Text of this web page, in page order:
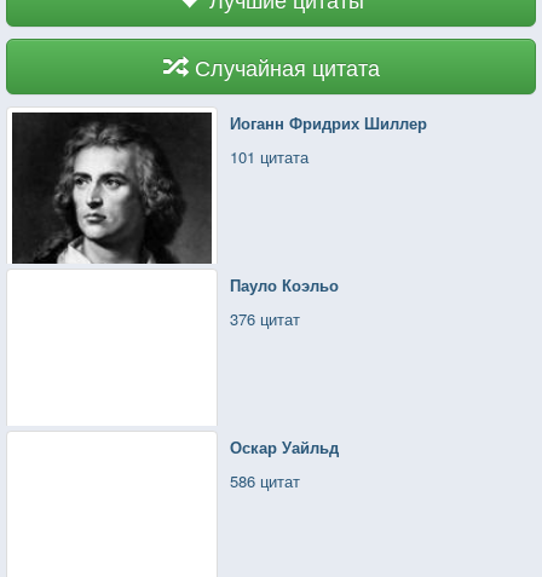
Случайная цитата
Иоганн Фридрих Шиллер
101 цитата
Пауло Коэльо
376 цитат
Оскар Уайльд
586 цитат